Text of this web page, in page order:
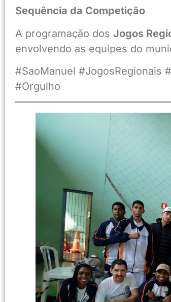
Sequência da Competição
A programação dos Jogos
envolvendo as equipes do
#SaoManuel #JogosRegionais
#Orgulho